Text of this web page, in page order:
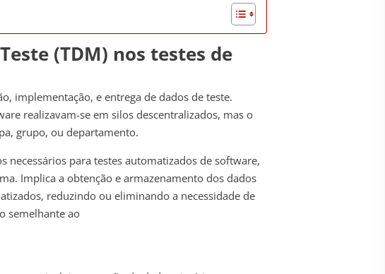
(TDM) nos testes de
implementação, e entrega de dados de teste.
realizavam-se em silos descentralizados, mas o
grupo, ou departamento.
necessários para testes automatizados de software,
Implica a obtenção e armazenamento dos dados
reduzindo ou eliminando a necessidade de
semelhante ao